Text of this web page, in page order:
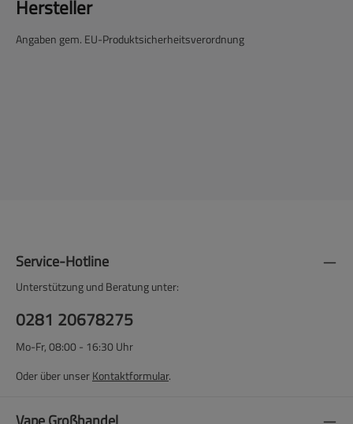
Hersteller
Angaben gem. EU-Produktsicherheitsverordnung
Service-Hotline
Unterstützung und Beratung unter:
0281 20678275
Mo-Fr, 08:00 - 16:30 Uhr
Oder über unserKontaktformular.